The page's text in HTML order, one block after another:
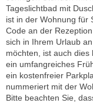
Tageslichtbad mit
ist in der Wohnung für
Code an der
sich in Ihrem Urlaub
möchten, ist auch
ein umfangreiches
ein kostenfreier
nummeriert mit der
Bitte beachten Sie,